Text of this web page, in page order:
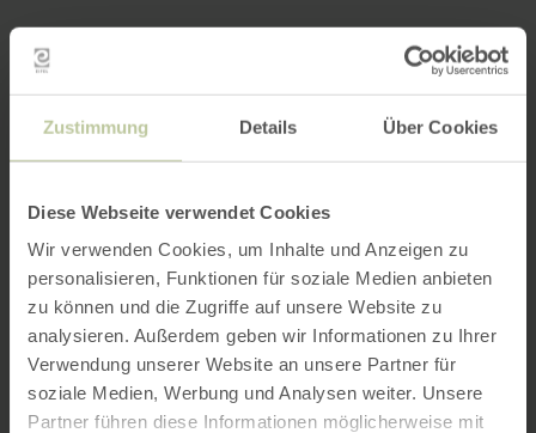
Zustimmung Details Über Cookies
Diese Webseite verwendet Cookies
Wir verwenden Cookies, um Inhalte und Anzeigen zu
personalisieren, Funktionen für soziale Medien anbieten
zu können und die Zugriffe auf unsere Website zu
analysieren. Außerdem geben wir Informationen zu Ihrer
Verwendung unserer Website an unsere Partner für
soziale Medien, Werbung und Analysen weiter. Unsere
Partner führen diese Informationen möglicherweise mit